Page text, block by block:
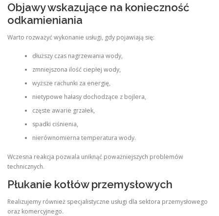
Objawy wskazujące na konieczność
odkamieniania
Warto rozważyć wykonanie usługi, gdy pojawiają się:
dłuższy czas nagrzewania wody,
zmniejszona ilość ciepłej wody,
wyższe rachunki za energię,
nietypowe hałasy dochodzące z bojlera,
częste awarie grzałek,
spadki ciśnienia,
nierównomierna temperatura wody.
Wczesna reakcja pozwala uniknąć poważniejszych problemów
technicznych.
Płukanie kotłów przemysłowych
Realizujemy również specjalistyczne usługi dla sektora przemysłowego
oraz komercyjnego.